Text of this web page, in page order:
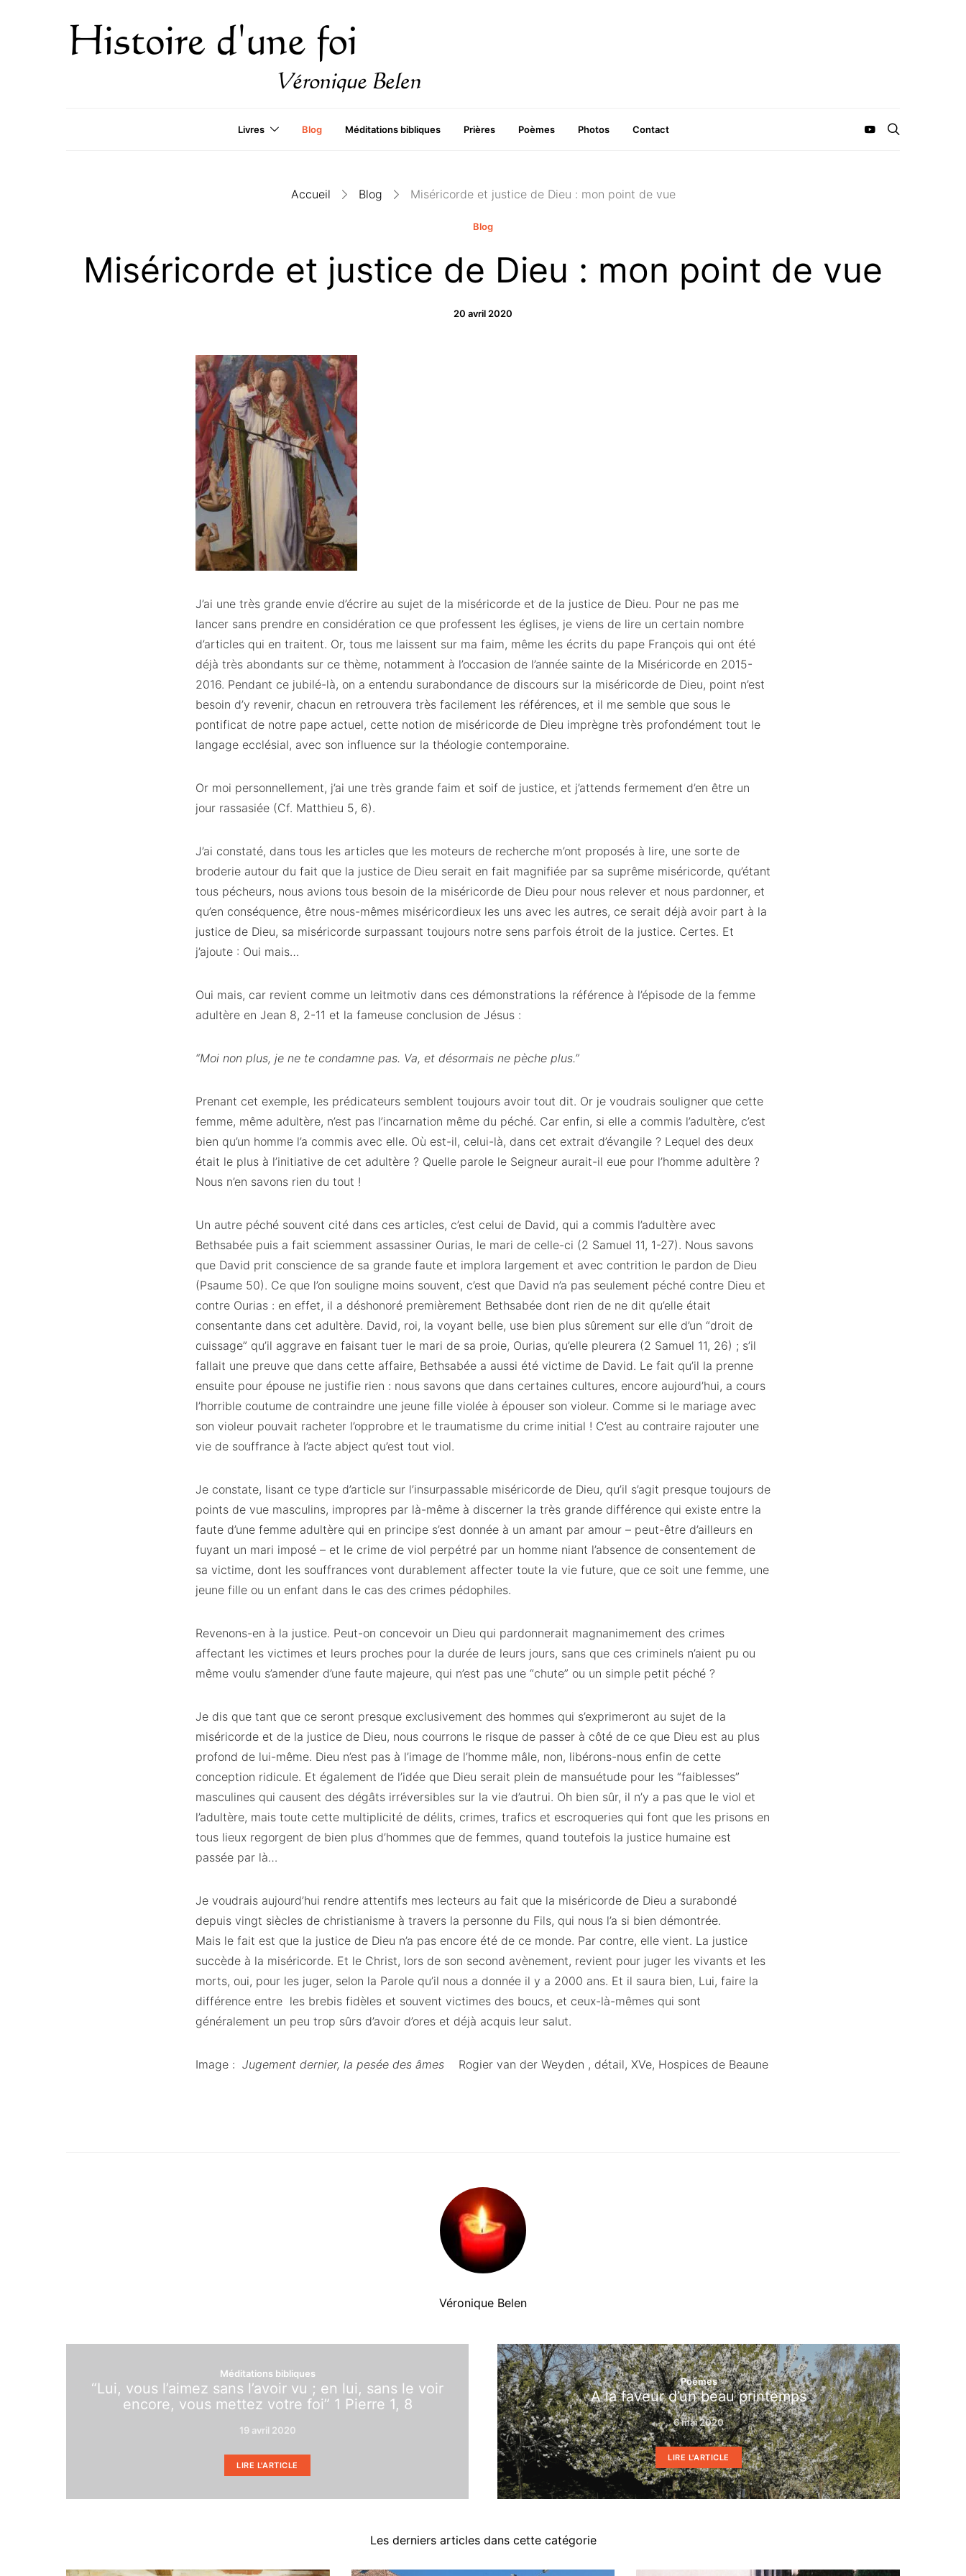
Livres Blog Méditations bibliques Prières Poèmes Photos Contact
Accueil Blog Miséricorde et justice de Dieu : mon point de vue
Blog
Miséricorde et justice de Dieu : mon point de vue
20 avril 2020
J’ai une très grande envie d’écrire au sujet de la miséricorde et de la justice de Dieu. Pour ne pas me
lancer sans prendre en considération ce que professent les églises, je viens de lire un certain nombre
d’articles qui en traitent. Or, tous me laissent sur ma faim, même les écrits du pape François qui ont été
déjà très abondants sur ce thème, notamment à l’occasion de l’année sainte de la Miséricorde en 2015-
2016. Pendant ce jubilé-là, on a entendu surabondance de discours sur la miséricorde de Dieu, point n’est
besoin d’y revenir, chacun en retrouvera très facilement les références, et il me semble que sous le
pontificat de notre pape actuel, cette notion de miséricorde de Dieu imprègne très profondément tout le
langage ecclésial, avec son influence sur la théologie contemporaine.
Or moi personnellement, j’ai une très grande faim et soif de justice, et j’attends fermement d’en être un
jour rassasiée (Cf. Matthieu 5, 6).
J’ai constaté, dans tous les articles que les moteurs de recherche m’ont proposés à lire, une sorte de
broderie autour du fait que la justice de Dieu serait en fait magnifiée par sa suprême miséricorde, qu’étant
tous pécheurs, nous avions tous besoin de la miséricorde de Dieu pour nous relever et nous pardonner, et
qu’en conséquence, être nous-mêmes miséricordieux les uns avec les autres, ce serait déjà avoir part à la
justice de Dieu, sa miséricorde surpassant toujours notre sens parfois étroit de la justice. Certes. Et
j’ajoute : Oui mais…
Oui mais, car revient comme un leitmotiv dans ces démonstrations la référence à l’épisode de la femme
adultère en Jean 8, 2-11 et la fameuse conclusion de Jésus :
“Moi non plus, je ne te condamne pas. Va, et désormais ne pèche plus.”
Prenant cet exemple, les prédicateurs semblent toujours avoir tout dit. Or je voudrais souligner que cette
femme, même adultère, n’est pas l’incarnation même du péché. Car enfin, si elle a commis l’adultère, c’est
bien qu’un homme l’a commis avec elle. Où est-il, celui-là, dans cet extrait d’évangile ? Lequel des deux
était le plus à l’initiative de cet adultère ? Quelle parole le Seigneur aurait-il eue pour l’homme adultère ?
Nous n’en savons rien du tout !
Un autre péché souvent cité dans ces articles, c’est celui de David, qui a commis l’adultère avec
Bethsabée puis a fait sciemment assassiner Ourias, le mari de celle-ci (2 Samuel 11, 1-27). Nous savons
que David prit conscience de sa grande faute et implora largement et avec contrition le pardon de Dieu
(Psaume 50). Ce que l’on souligne moins souvent, c’est que David n’a pas seulement péché contre Dieu et
contre Ourias : en effet, il a déshonoré premièrement Bethsabée dont rien de ne dit qu’elle était
consentante dans cet adultère. David, roi, la voyant belle, use bien plus sûrement sur elle d’un “droit de
cuissage” qu’il aggrave en faisant tuer le mari de sa proie, Ourias, qu’elle pleurera (2 Samuel 11, 26) ; s’il
fallait une preuve que dans cette affaire, Bethsabée a aussi été victime de David. Le fait qu’il la prenne
ensuite pour épouse ne justifie rien : nous savons que dans certaines cultures, encore aujourd’hui, a cours
l’horrible coutume de contraindre une jeune fille violée à épouser son violeur. Comme si le mariage avec
son violeur pouvait racheter l’opprobre et le traumatisme du crime initial ! C’est au contraire rajouter une
vie de souffrance à l’acte abject qu’est tout viol.
Je constate, lisant ce type d’article sur l’insurpassable miséricorde de Dieu, qu’il s’agit presque toujours de
points de vue masculins, impropres par là-même à discerner la très grande différence qui existe entre la
faute d’une femme adultère qui en principe s’est donnée à un amant par amour – peut-être d’ailleurs en
fuyant un mari imposé – et le crime de viol perpétré par un homme niant l’absence de consentement de
sa victime, dont les souffrances vont durablement affecter toute la vie future, que ce soit une femme, une
jeune fille ou un enfant dans le cas des crimes pédophiles.
Revenons-en à la justice. Peut-on concevoir un Dieu qui pardonnerait magnanimement des crimes
affectant les victimes et leurs proches pour la durée de leurs jours, sans que ces criminels n’aient pu ou
même voulu s’amender d’une faute majeure, qui n’est pas une “chute” ou un simple petit péché ?
Je dis que tant que ce seront presque exclusivement des hommes qui s’exprimeront au sujet de la
miséricorde et de la justice de Dieu, nous courrons le risque de passer à côté de ce que Dieu est au plus
profond de lui-même. Dieu n’est pas à l’image de l’homme mâle, non, libérons-nous enfin de cette
conception ridicule. Et également de l’idée que Dieu serait plein de mansuétude pour les “faiblesses”
masculines qui causent des dégâts irréversibles sur la vie d’autrui. Oh bien sûr, il n’y a pas que le viol et
l’adultère, mais toute cette multiplicité de délits, crimes, trafics et escroqueries qui font que les prisons en
tous lieux regorgent de bien plus d’hommes que de femmes, quand toutefois la justice humaine est
passée par là…
Je voudrais aujourd’hui rendre attentifs mes lecteurs au fait que la miséricorde de Dieu a surabondé
depuis vingt siècles de christianisme à travers la personne du Fils, qui nous l’a si bien démontrée.
Mais le fait est que la justice de Dieu n’a pas encore été de ce monde. Par contre, elle vient. La justice
succède à la miséricorde. Et le Christ, lors de son second avènement, revient pour juger les vivants et les
morts, oui, pour les juger, selon la Parole qu’il nous a donnée il y a 2000 ans. Et il saura bien, Lui, faire la
différence entre les brebis fidèles et souvent victimes des boucs, et ceux-là-mêmes qui sont
généralement un peu trop sûrs d’avoir d’ores et déjà acquis leur salut.
Image : Jugement dernier, la pesée des âmes Rogier van der Weyden , détail, XVe, Hospices de Beaune
Véronique Belen
Méditations bibliques
“Lui, vous l’aimez sans l’avoir vu ; en lui, sans le voir
encore, vous mettez votre foi” 1 Pierre 1, 8
19 avril 2020
LIRE L'ARTICLE
Poèmes
A la faveur d’un beau printemps
6 mai 2020
LIRE L'ARTICLE
Les derniers articles dans cette catégorie